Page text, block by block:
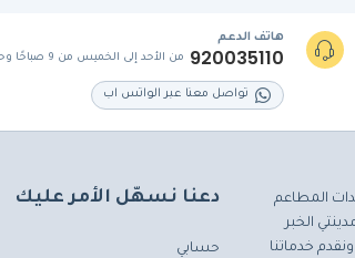
هاتف الدعم
920035110 من الأحد إلى الخميس من 9 صباحًا وحتى 5 مساءً
تواصل معنا عبر الواتس اب
المطاعم
الخبر
خدماتنا
دعنا نسهّل الأمر عليك
حسابي